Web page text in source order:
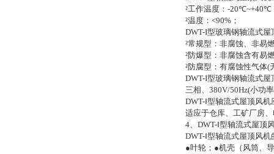
²工作温度： -20℃~+40℃
²温度： <90% ；
DWT-I型玻璃钢轴流式屋
²常规型：非腐蚀、非易
²防爆型：非腐蚀含有易
²防腐型：有腐蚀性气体(
DWT-I型玻璃钢轴流式屋
三相、 380V/50Hz(小功
DWT-Ⅰ型轴流式屋顶风机
适应于仓库、工矿厂房
4、 DWT-Ⅰ型轴流式屋顶
DWT-Ⅰ型轴流式屋顶风机
●叶轮； ●机壳（风筒、